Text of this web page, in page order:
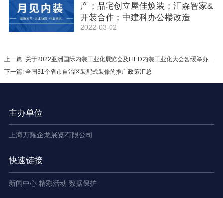
产；品宅创立屋佳焕装；汇森智家&
开装合作；中建科办公楼改造
2022-03-02
上一篇: 关于2022亚洲国际内装工业化展览会及ITED内装工业化大会暂缓举办的通知
下一篇: 全国31个省市自治区装配式装修的推广政策汇总
主办单位
上海万耀企龙展览有限公司
快速链接
新闻中心 精彩活动 数据保护